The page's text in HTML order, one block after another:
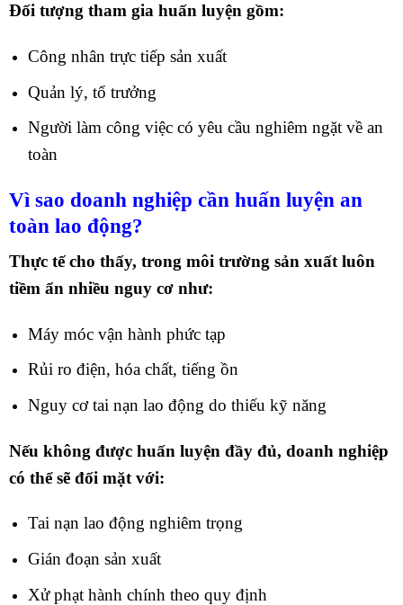
Đối tượng tham gia huấn luyện gồm:
Công nhân trực tiếp sản xuất
Quản lý, tổ trưởng
Người làm công việc có yêu cầu nghiêm ngặt về an
toàn
Vì sao doanh nghiệp cần huấn luyện an
toàn lao động?
Thực tế cho thấy, trong môi trường sản xuất luôn
tiềm ẩn nhiều nguy cơ như:
Máy móc vận hành phức tạp
Rủi ro điện, hóa chất, tiếng ồn
Nguy cơ tai nạn lao động do thiếu kỹ năng
Nếu không được huấn luyện đầy đủ, doanh nghiệp
có thể sẽ đối mặt với:
Tai nạn lao động nghiêm trọng
Gián đoạn sản xuất
Xử phạt hành chính theo quy định